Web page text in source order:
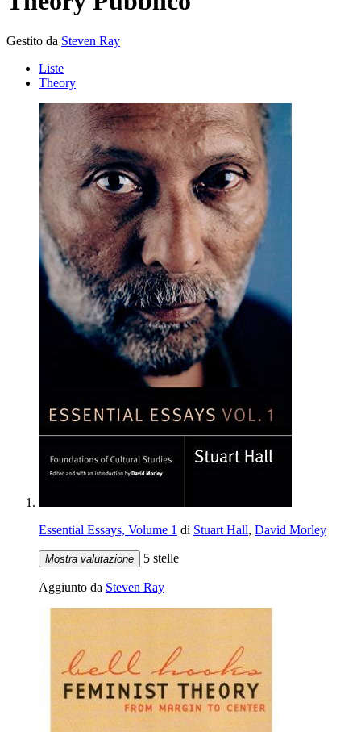
Gestito da Steven Ray
Liste
Theory
Essential Essays, Volume 1 di Stuart Hall, David Morley
Mostra valutazione 5 stelle
Aggiunto da Steven Ray